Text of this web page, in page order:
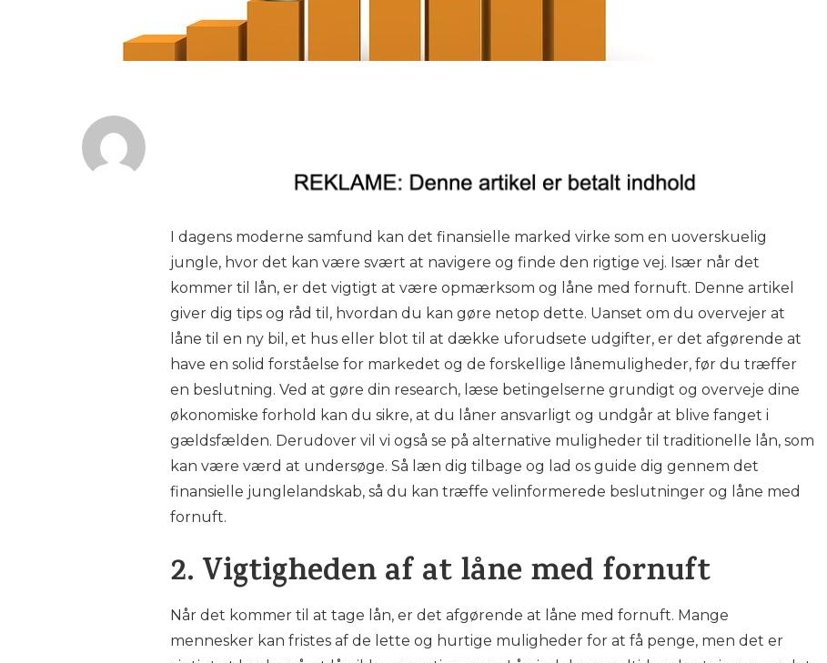
I dagens moderne samfund kan det finansielle marked virke som en uoverskuelig
jungle, hvor det kan være svært at navigere og finde den rigtige vej. Især når det
kommer til lån, er det vigtigt at være opmærksom og låne med fornuft. Denne artikel
giver dig tips og råd til, hvordan du kan gøre netop dette. Uanset om du overvejer at
låne til en ny bil, et hus eller blot til at dække uforudsete udgifter, er det afgørende at
have en solid forståelse for markedet og de forskellige lånemuligheder, før du træffer
en beslutning. Ved at gøre din research, læse betingelserne grundigt og overveje dine
økonomiske forhold kan du sikre, at du låner ansvarligt og undgår at blive fanget i
gældsfælden. Derudover vil vi også se på alternative muligheder til traditionelle lån, som
kan være værd at undersøge. Så læn dig tilbage og lad os guide dig gennem det
finansielle junglelandskab, så du kan træffe velinformerede beslutninger og låne med
fornuft.
2. Vigtigheden af at låne med fornuft
Når det kommer til at tage lån, er det afgørende at låne med fornuft. Mange
mennesker kan fristes af de lette og hurtige muligheder for at få penge, men det er